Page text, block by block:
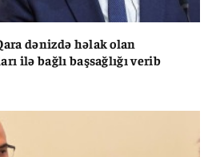
dənizdə həlak olan
ilə bağlı başsağlığı verib